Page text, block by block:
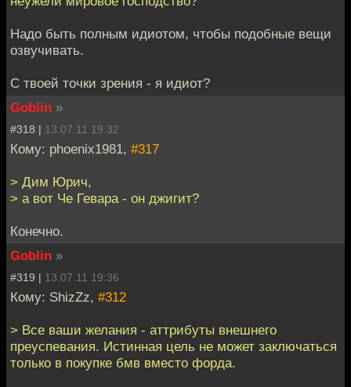
Надо быть полным идиотом, чтобы подобные вещи
озвучивать.
С твоей точки зрения - я идиот?
Goblin »
#318 | 13.07.11 19:32
Кому: phoenix1981, #317
> Дим Юрич,
> а вот Че Гевара - он джигит?
Конечно.
Goblin »
#319 | 13.07.11 19:36
Кому: ShizZz, #312
> Все ваши желания - аттрибуты внешнего
преуспевания. Истинная цель не может заключаться
только в покупке бмв вместо форда.